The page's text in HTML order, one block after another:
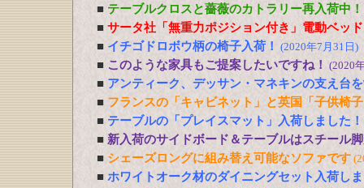
■ テーブルクロスと薔薇のカトラリー再入荷中！
■ サータ社「無重力ポジション付き」電動ベッ
■ イチゴドロボウ柄の椅子入荷！ (2020年7月31日)
■ このような家具もご提案したいですね！ (2020
■ アンティーク、デッサン・マネキンの支え台
■ フランスの「キャビネット」と英国「子供椅
■ テーブルの「プレイスマット」入荷しました！
■ 新入荷のサイドボード＆テーブルはスチール
■ シェーズロングに組み替え可能なソファです
■ ホワイトオーク材のダイニングセット入荷し